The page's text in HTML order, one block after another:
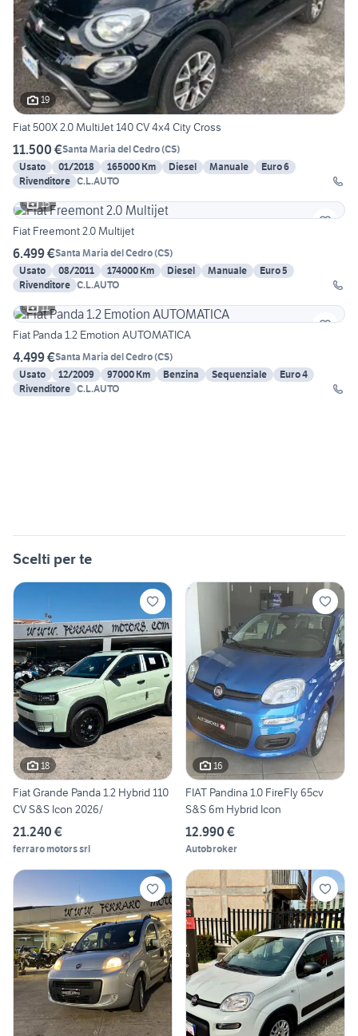
19
Fiat 500X 2.0 MultiJet 140 CV 4x4 City Cross
11.500 €Santa Maria del Cedro(CS)
Usato
01/2018 165000 Km Diesel Manuale
Euro 6
Rivenditore C.L.AUTO
15
Fiat Freemont 2.0 Multijet
6.499 €Santa Maria del Cedro(CS)
Usato
08/2011 174000 Km Diesel Manuale
Euro 5
Rivenditore C.L.AUTO
11
Fiat Panda 1.2 Emotion AUTOMATICA
4.499 €Santa Maria del Cedro(CS)
Usato
12/2009 97000 Km Benzina Sequenziale
Euro 4
Rivenditore C.L.AUTO
Scelti per te
18
Fiat Grande Panda 1.2 Hybrid 110
CV S&S Icon 2026/
21.240 €
ferraro motors srl
16
FIAT Pandina 1.0 FireFly 65cv
S&S 6m Hybrid Icon
12.990 €
Autobroker